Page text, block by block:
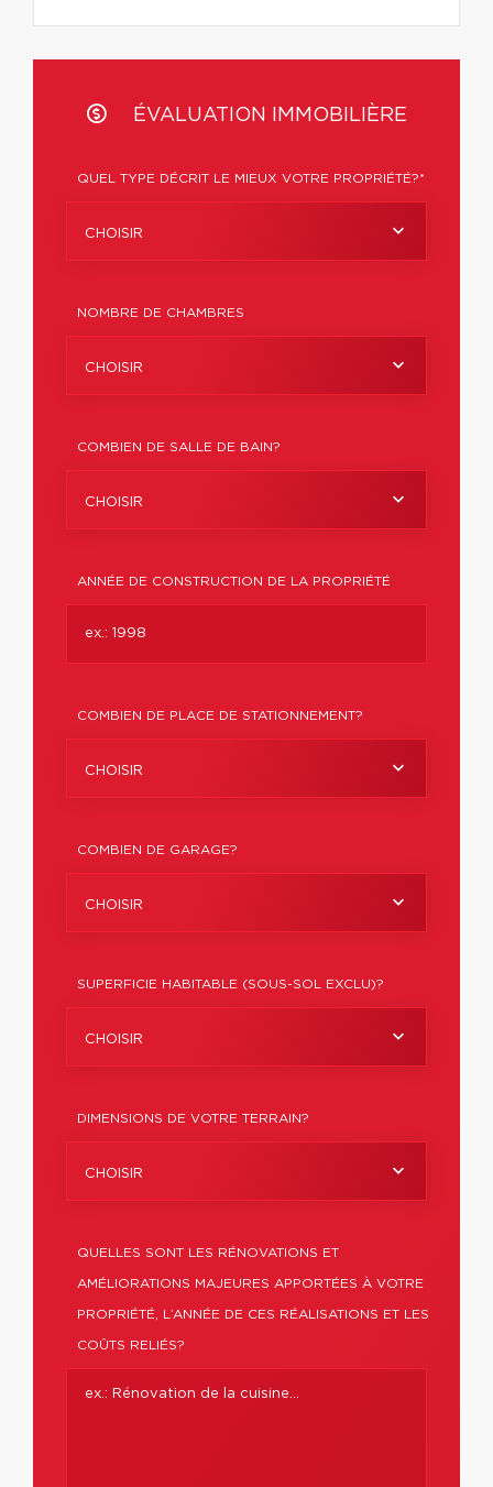
ÉVALUATION IMMOBILIÈRE
QUEL TYPE DÉCRIT LE MIEUX VOTRE PROPRIÉTÉ?*
CHOISIR
NOMBRE DE CHAMBRES
CHOISIR
COMBIEN DE SALLE DE BAIN?
CHOISIR
ANNÉE DE CONSTRUCTION DE LA PROPRIÉTÉ
COMBIEN DE PLACE DE STATIONNEMENT?
CHOISIR
COMBIEN DE GARAGE?
CHOISIR
SUPERFICIE HABITABLE (SOUS-SOL EXCLU)?
CHOISIR
DIMENSIONS DE VOTRE TERRAIN?
CHOISIR
QUELLES SONT LES RÉNOVATIONS ET
AMÉLIORATIONS MAJEURES APPORTÉES À VOTRE
PROPRIÉTÉ, L’ANNÉE DE CES RÉALISATIONS ET LES
COÛTS RELIÉS?